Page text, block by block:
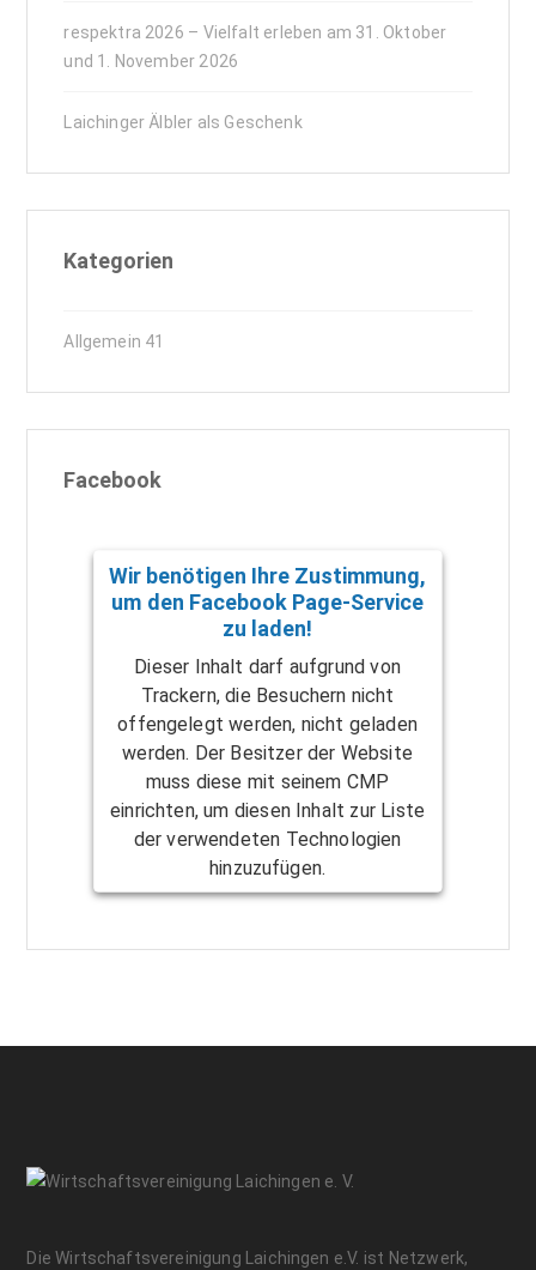
respektra 2026 – Vielfalt erleben am 31. Oktober
und 1. November 2026
Laichinger Älbler als Geschenk
Kategorien
Allgemein 41
Facebook
Wir benötigen Ihre Zustimmung,
um den Facebook Page-Service
zu laden!
Dieser Inhalt darf aufgrund von
Trackern, die Besuchern nicht
offengelegt werden, nicht geladen
werden. Der Besitzer der Website
muss diese mit seinem CMP
einrichten, um diesen Inhalt zur Liste
der verwendeten Technologien
hinzuzufügen.
Die Wirtschaftsvereinigung Laichingen e.V. ist Netzwerk,